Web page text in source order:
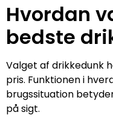
Hvordan
bedste
Valget af drikkedunk
pris. Funktionen i
brugssituation
på sigt.